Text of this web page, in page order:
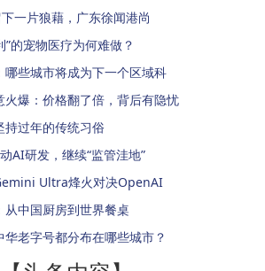
一片狼藉，广东徐闻港尚
的宠物医疗为何难做？
哪些城市将成为下一个区域科
火爆：价格翻了倍，背后有隐忧
持过年的传统习俗
AI研发，继续“监管洼地”
Ultra烽火对决OpenAI
中国厨房到世界餐桌
老字号都分布在哪些城市？